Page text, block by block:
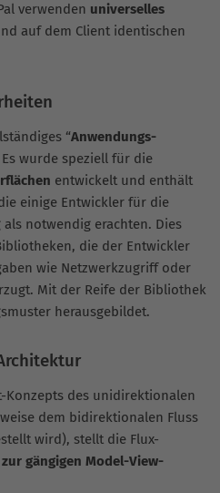
verwenden universelles
auf dem Client identischen
“Anwendungs-
wurde speziell für die
entwickelt und enthält
einige Entwickler für die
notwendig erachten. Dies
die der Entwickler
wie Netzwerkzugriff oder
Mit der Reife der Bibliothek
herausgebildet.
Konzepts des unidirektionalen
dem bidirektionalen Fluss
wird), stellt die Flux-
gängigen Model-View-